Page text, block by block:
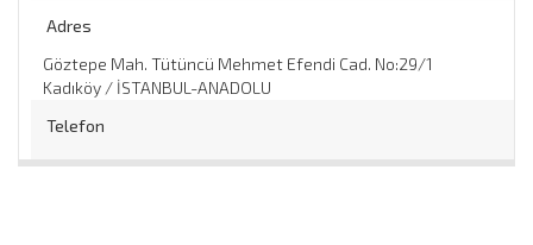
Adres
Göztepe Mah. Tütüncü Mehmet Efendi Cad. No:29/1
Kadıköy / İSTANBUL-ANADOLU
Telefon